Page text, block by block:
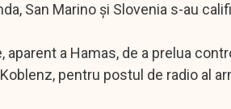
San Marino şi Slovenia s-au
a Hamas, de a prelua
pentru postul de radio al